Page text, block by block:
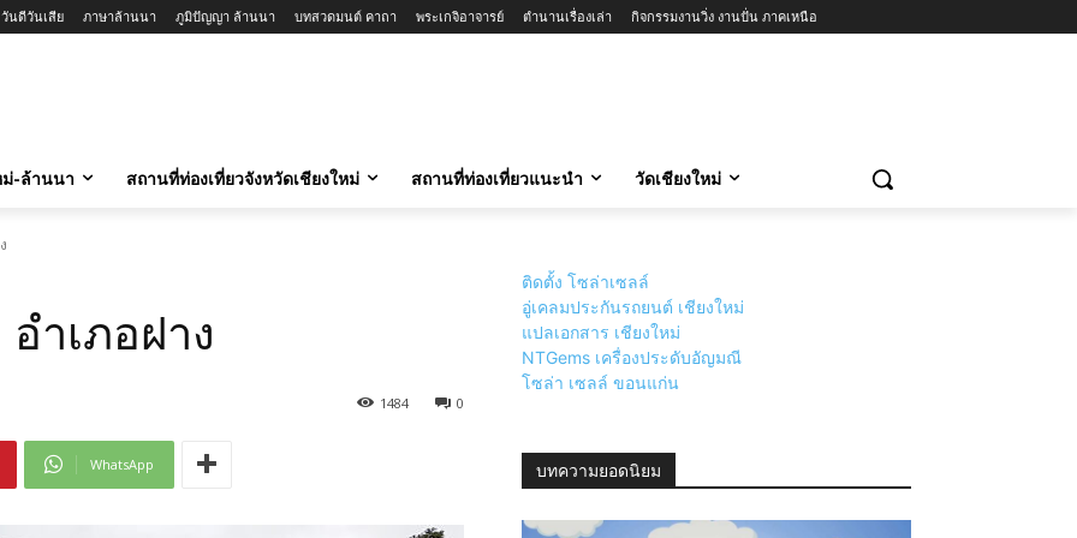
นดีวันเสีย ภาษาล้านนา ภูมิปัญญา ล้านนา บทสวดมนต์ คาถา พระเกจิอาจารย์ ตำนานเรื่องเล่า กิจกรรมงานวิ่ง งานปั่น ภาคเหนือ
ม่-ล้านนา สถานที่ท่องเที่ยวจังหวัดเชียงใหม่ สถานที่ท่องเที่ยวแนะนำ วัดเชียงใหม่
ำเภอฝาง
0
1484
WhatsApp
ติดตั้ง โซล่าเซลล์
อู่เคลมประกันรถยนต์ เชียงใหม่
แปลเอกสาร เชียงใหม่
NTGems เครื่องประดับอัญมณี
โซล่า เซลล์ ขอนแก่น
บทความยอดนิยม